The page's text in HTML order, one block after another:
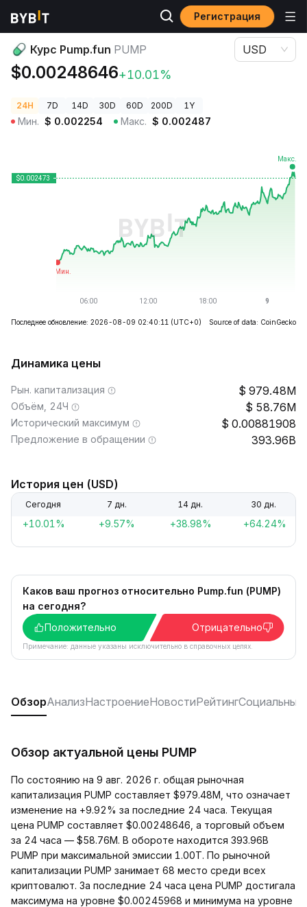
Регистрация
Цены криптовалют Курс Pump.fun PUMP
Курс Pump.fun PUMP
$0.00248646+10.01%
USD
24H 7D 14D 30D 60D 200D 1Y
Мин. $ 0.002254 Макс. $ 0.002487
Последнее обновление: 2026-08-09 02:40:11 (UTC+0) Source of data: CoinGecko
Динамика цены
Рын. капитализация 979.48M
Объём, 24Ч 58.76M
Исторический максимум 0.00881908
Предложение в обращении 393.96B
История цен (USD)
Сегодня 7 дн. 14 дн. 30 дн.
+10.01% +9.57% +38.98% +64.24%
Каков ваш прогноз относительно Pump.fun (PUMP)
на сегодня?
Положительно
Отрицательно
Примечание: данные указаны исключительно в справочных целях.
ОбзорАнализНастроениеНовостиРейтингСоциальные
Обзор актуальной цены PUMP
По состоянию на 9 авг. 2026 г. общая рыночная
капитализация PUMP составляет $979.48M, что означает
изменение на +9.92% за последние 24 часа. Текущая
цена PUMP составляет $0.00248646, а торговый объем
за 24 часа — $58.76M. В обороте находится 393.96B
PUMP при максимальной эмиссии 1.00T. По рыночной
капитализации PUMP занимает 68 место среди всех
криптовалют. За последние 24 часа цена PUMP достигала
максимума на уровне $0.00245968 и минимума на уровне